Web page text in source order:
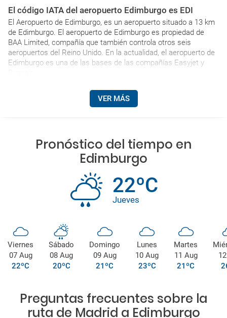
El código IATA del aeropuerto Edimburgo es EDI
El Aeropuerto de Edimburgo, es un aeropuerto situado a 13 km
de Edimburgo. El aeropuerto de Edimburgo es propiedad de
BAA Limited, compañía que también controla otros seis
aeropuertos del Reino Unido. En la actualidad, el aeropuerto de
Edimburgo es una de las bases de las compañías Easyjet y
VER MÁS
Pronóstico del tiempo en
Edimburgo
22ºC
Jueves
Viernes
07 Aug
22ºC
Sábado
08 Aug
20ºC
Domingo
09 Aug
21ºC
Lunes
10 Aug
23ºC
Martes
11 Aug
21ºC
Preguntas frecuentes sobre la
ruta de Madrid a Edimburgo